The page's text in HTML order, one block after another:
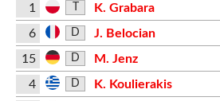
1
K. Grabara
6
D
J. Belocian
15
D
M. Jenz
4
D K. Koulierakis